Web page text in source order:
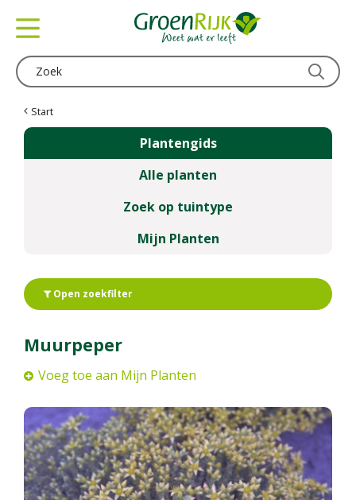
Start
Plantengids
Alle planten
Zoek op tuintype
Mijn Planten
Open zoekfilter
Muurpeper
Voeg toe aan Mijn Planten